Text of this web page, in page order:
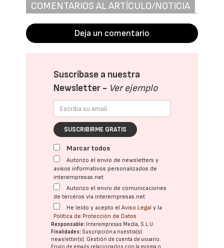
COMENTARIOS AL ARTÍCULO/NOTICIA
Deja un comentario
Suscríbase a nuestra
Newsletter - Ver ejemplo
SUSCRIBIRME GRATIS
Marcar todos
Autorizo el envío de newsletters y
avisos informativos personalizados de
interempresas.net
Autorizo el envío de comunicaciones
de terceros vía interempresas.net
He leído y acepto elAviso Legal y la
Política de Protección de Datos
Responsable: Interempresas Media, S.L.U.
Finalidades: Suscripción a nuestra(s)
newsletter(s). Gestión de cuenta de usuario.